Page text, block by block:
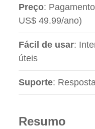
Preço:
US$ 49.99/ano)
Fácil de usar:
úteis
Suporte:
Resumo